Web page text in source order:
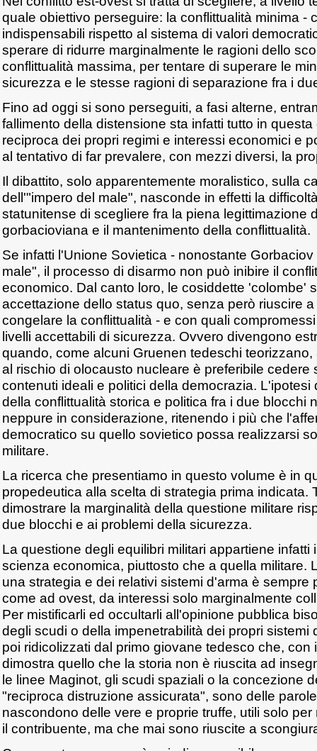
quale obiettivo perseguire: la conflittualità minima -
indispensabili rispetto al sistema di valori
sperare di ridurre marginalmente le ragioni dello
conflittualità massima, per tentare di superare le
sicurezza e le stesse ragioni di separazione fra i
Fino ad oggi si sono perseguiti, a fasi alterne,
fallimento della distensione sta infatti tutto in
reciproca dei propri regimi e interessi economici e
al tentativo di far prevalere, con mezzi diversi, la
Il dibattito, solo apparentemente moralistico, sulla
dell'"impero del male", nasconde in effetti la
statunitense di scegliere fra la piena legittimazione
gorbacioviana e il mantenimento della conflittualità.
Se infatti l'Unione Sovietica - nonostante
male", il processo di disarmo non può inibire il
economico. Dal canto loro, le cosiddette 'colombe'
accettazione dello status quo, senza però riuscire
congelare la conflittualità - e con quali
livelli accettabili di sicurezza. Ovvero divengono
quando, come alcuni Gruenen tedeschi
al rischio di olocausto nucleare è preferibile cedere
contenuti ideali e politici della democrazia. L'ipotesi
della conflittualità storica e politica fra i due blocchi
neppure in considerazione, ritenendo i più che
democratico su quello sovietico possa realizzarsi
militare.
La ricerca che presentiamo in questo volume è in
propedeutica alla scelta di strategia prima indicata.
dimostrare la marginalità della questione militare
due blocchi e ai problemi della sicurezza.
La questione degli equilibri militari appartiene infatti
scienza economica, piuttosto che a quella militare.
una strategia e dei relativi sistemi d'arma è sempre
come ad ovest, da interessi solo marginalmente
Per mistificarli ed occultarli all'opinione pubblica
degli scudi o della impenetrabilità dei propri sistemi
poi ridicolizzati dal primo giovane tedesco che, con
dimostra quello che la storia non è riuscita ad
le linee Maginot, gli scudi spaziali o la concezione
"reciproca distruzione assicurata", sono delle
nascondono delle vere e proprie truffe, utili solo
il contribuente, ma che mai sono riuscite a